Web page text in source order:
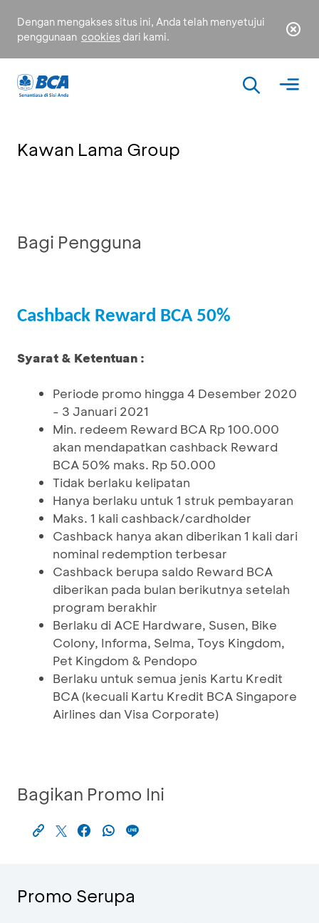
Dengan mengakses situs ini, Anda telah menyetujui
penggunaan cookies dari kami.
Kawan Lama Group
Bagi Pengguna
Cashback Reward BCA 50%
Syarat & Ketentuan :
Periode promo hingga 4 Desember 2020
- 3 Januari 2021
Min. redeem Reward BCA Rp 100.000
akan mendapatkan cashback Reward
BCA 50% maks. Rp 50.000
Tidak berlaku kelipatan
Hanya berlaku untuk 1 struk pembayaran
Maks. 1 kali cashback/cardholder
Cashback hanya akan diberikan 1 kali dari
nominal redemption terbesar
Cashback berupa saldo Reward BCA
diberikan pada bulan berikutnya setelah
program berakhir
Berlaku di ACE Hardware, Susen, Bike
Colony, Informa, Selma, Toys Kingdom,
Pet Kingdom & Pendopo
Berlaku untuk semua jenis Kartu Kredit
BCA (kecuali Kartu Kredit BCA Singapore
Airlines dan Visa Corporate)
Bagikan Promo Ini
Promo Serupa